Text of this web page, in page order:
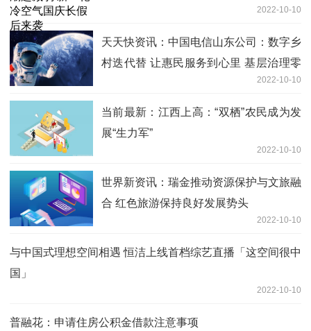
2022-10-10
天天快资讯：中国电信山东公司：数字乡
村迭代替 让惠民服务到心里 基层治理零
2022-10-10
当前最新：江西上高：“双栖”农民成为发
展“生力军”
2022-10-10
世界新资讯：瑞金推动资源保护与文旅融
合 红色旅游保持良好发展势头
2022-10-10
与中国式理想空间相遇 恒洁上线首档综艺直播「这空间很中
国」
2022-10-10
普融花：申请住房公积金借款注意事项